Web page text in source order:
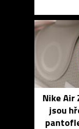
Nike Air
jsou